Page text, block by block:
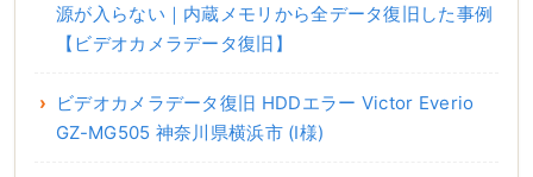
源が入らない｜内蔵メモリから全データ復旧した事例
【ビデオカメラデータ復旧】
ビデオカメラデータ復旧 HDDエラー Victor Everio
GZ-MG505 神奈川県横浜市 (I様)